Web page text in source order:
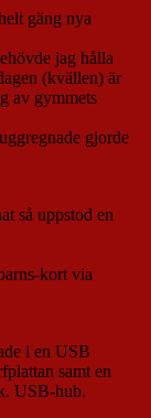
gäng nya
jag hålla
(kvällen) är
av gymmets
gjorde
så uppstod en
kort via
i en USB
samt en
USB-hub.